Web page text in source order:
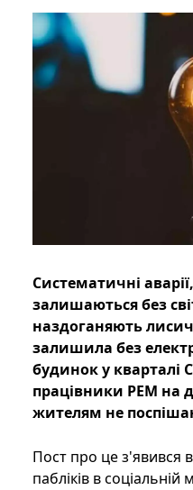
Систематичні
залишаються без
наздоганяють
залишила без
будинок у кварталі
працівники РЕМ на
жителям не
Пост про це з'явився
пабліків в